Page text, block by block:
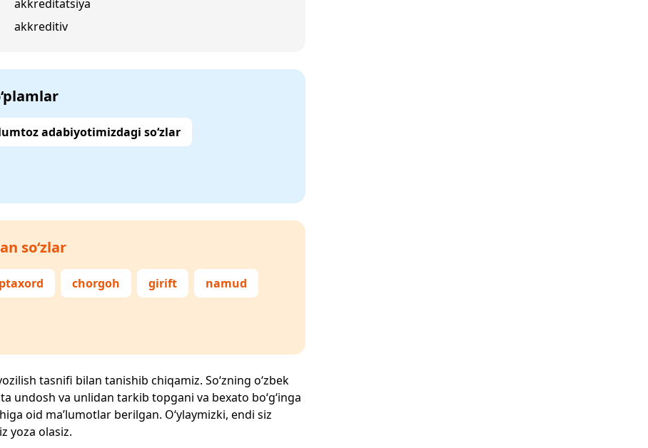
akkreditatsiya
akkreditiv
adabiyotimizdagi so‘zlar
so‘zlar
chorgoh girift namud
tasnifi bilan tanishib chiqamiz. So‘zning o‘zbek
undosh va unlidan tarkib topgani va bexato bo‘g‘inga
oid ma’lumotlar berilgan. O‘ylaymizki, endi siz
yoza olasiz.